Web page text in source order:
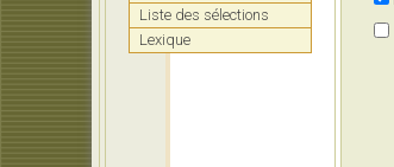
Liste des sélections
Lexique